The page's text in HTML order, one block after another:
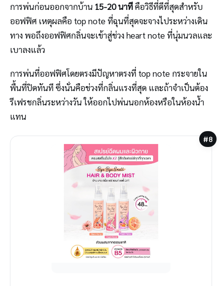
การพ่นก่อนออกจากบ้าน 15-20 นาทีคือวิธีที่ดีที่สุดสำหรับ
ออฟฟิศ เหตุผลคือ top note ที่ฉุนที่สุดจะจางไประหว่างเดิน
ทาง พอถึงออฟฟิศกลิ่นจะเข้าสู่ช่วง heart note ที่นุ่มนวลและ
เบาลงแล้ว
การพ่นที่ออฟฟิศโดยตรงมีปัญหาตรงที่ top note กระจายใน
พื้นที่ปิดทันที ซึ่งนั่นคือช่วงที่กลิ่นแรงที่สุด และถ้าจำเป็นต้อง
รีเฟรชกลิ่นระหว่างวัน ให้ออกไปพ่นนอกห้องหรือในห้องน้ำ
แทน
#8